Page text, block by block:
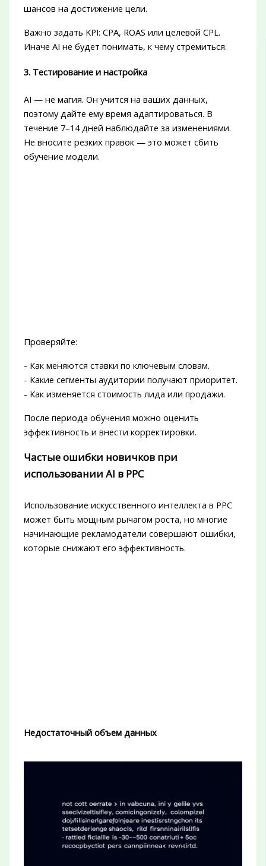
шансов на достижение цели.
Важно задать KPI: CPA, ROAS или целевой CPL.
Иначе AI не будет понимать, к чему стремиться.
3. Тестирование и настройка
AI — не магия. Он учится на ваших данных,
поэтому дайте ему время адаптироваться. В
течение 7–14 дней наблюдайте за изменениями.
Не вносите резких правок — это может сбить
обучение модели.
Проверяйте:
- Как меняются ставки по ключевым словам.
- Какие сегменты аудитории получают приоритет.
- Как изменяется стоимость лида или продажи.
После периода обучения можно оценить
эффективность и внести корректировки.
Частые ошибки новичков при
использовании AI в PPC
Использование искусственного интеллекта в PPC
может быть мощным рычагом роста, но многие
начинающие рекламодатели совершают ошибки,
которые снижают его эффективность.
Недостаточный объем данных